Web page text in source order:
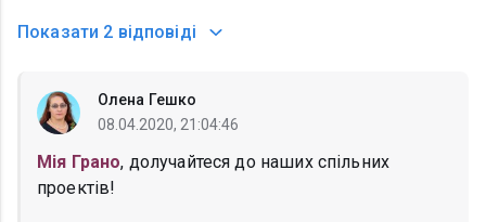
Показати 2 відповіді
Олена Гешко
08.04.2020, 21:04:46
Мія Грано, долучайтеся до наших спільних
проектів!